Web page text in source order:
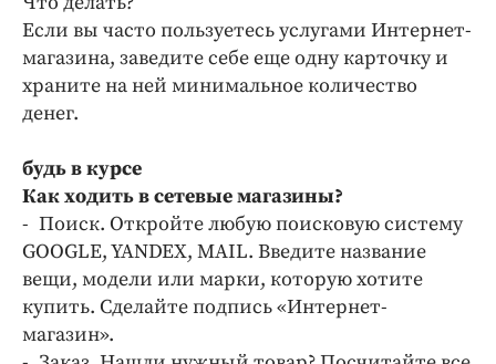
Если вы часто пользуетесь услугами Интернет-
магазина, заведите себе еще одну карточку и
храните на ней минимальное количество
денег.
будь в курсе
Как ходить в сетевые магазины?
- Поиск. Откройте любую поисковую систему
GOOGLE, YANDEX, MAIL. Введите название
вещи, модели или марки, которую хотите
купить. Сделайте подпись «Интернет-
магазин».